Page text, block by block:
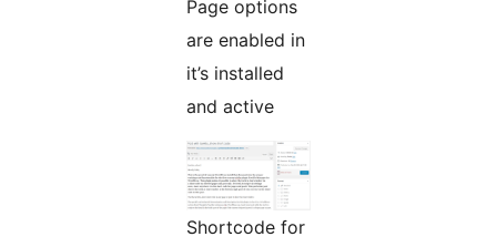
Page options
are enabled in
it’s installed
and active
Shortcode for